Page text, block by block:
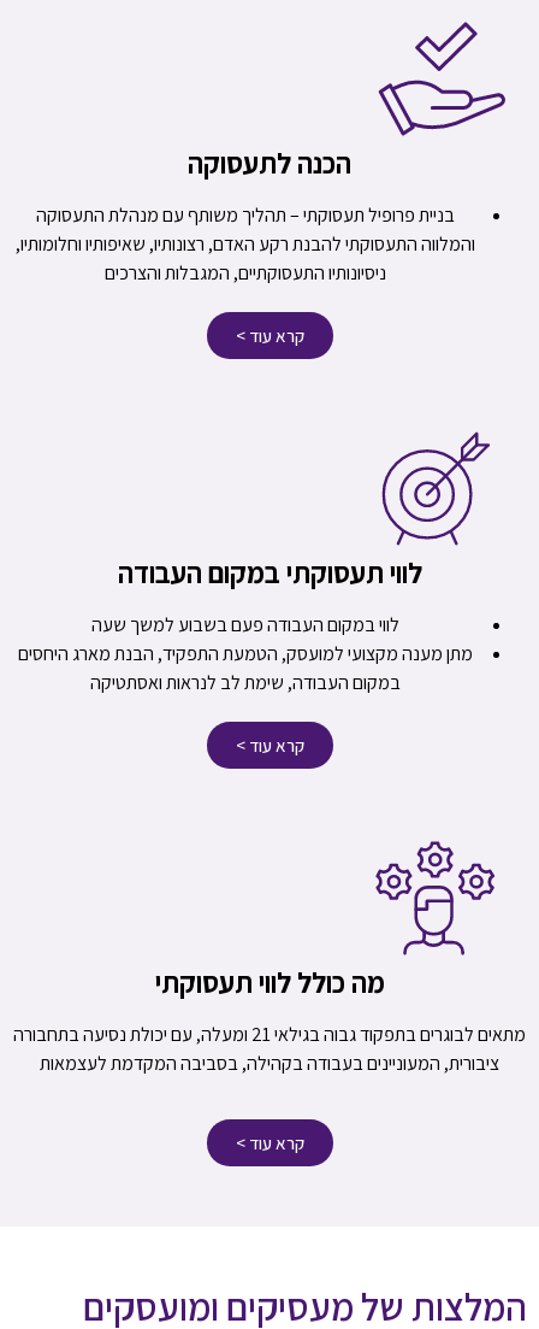
הכנה לתעסוקה
בניית פרופיל תעסוקתי – תהליך משותף עם מנהלת התעסוקה
והמלווה התעסוקתי להבנת רקע האדם, רצונותיו, שאיפותיו וחלומותיו,
ניסיונותיו התעסוקתיים, המגבלות והצרכים
קרא עוד >
לווי תעסוקתי במקום העבודה
לווי במקום העבודה פעם בשבוע למשך שעה
מתן מענה מקצועי למועסק, הטמעת התפקיד, הבנת מארג היחסים
במקום העבודה, שימת לב לנראות ואסתטיקה
קרא עוד >
מה כולל לווי תעסוקתי
מתאים לבוגרים בתפקוד גבוה בגילאי 21 ומעלה, עם יכולת נסיעה בתחבורה
ציבורית, המעוניינים בעבודה בקהילה, בסביבה המקדמת לעצמאות
קרא עוד >
המלצות של מעסיקים ומועסקים